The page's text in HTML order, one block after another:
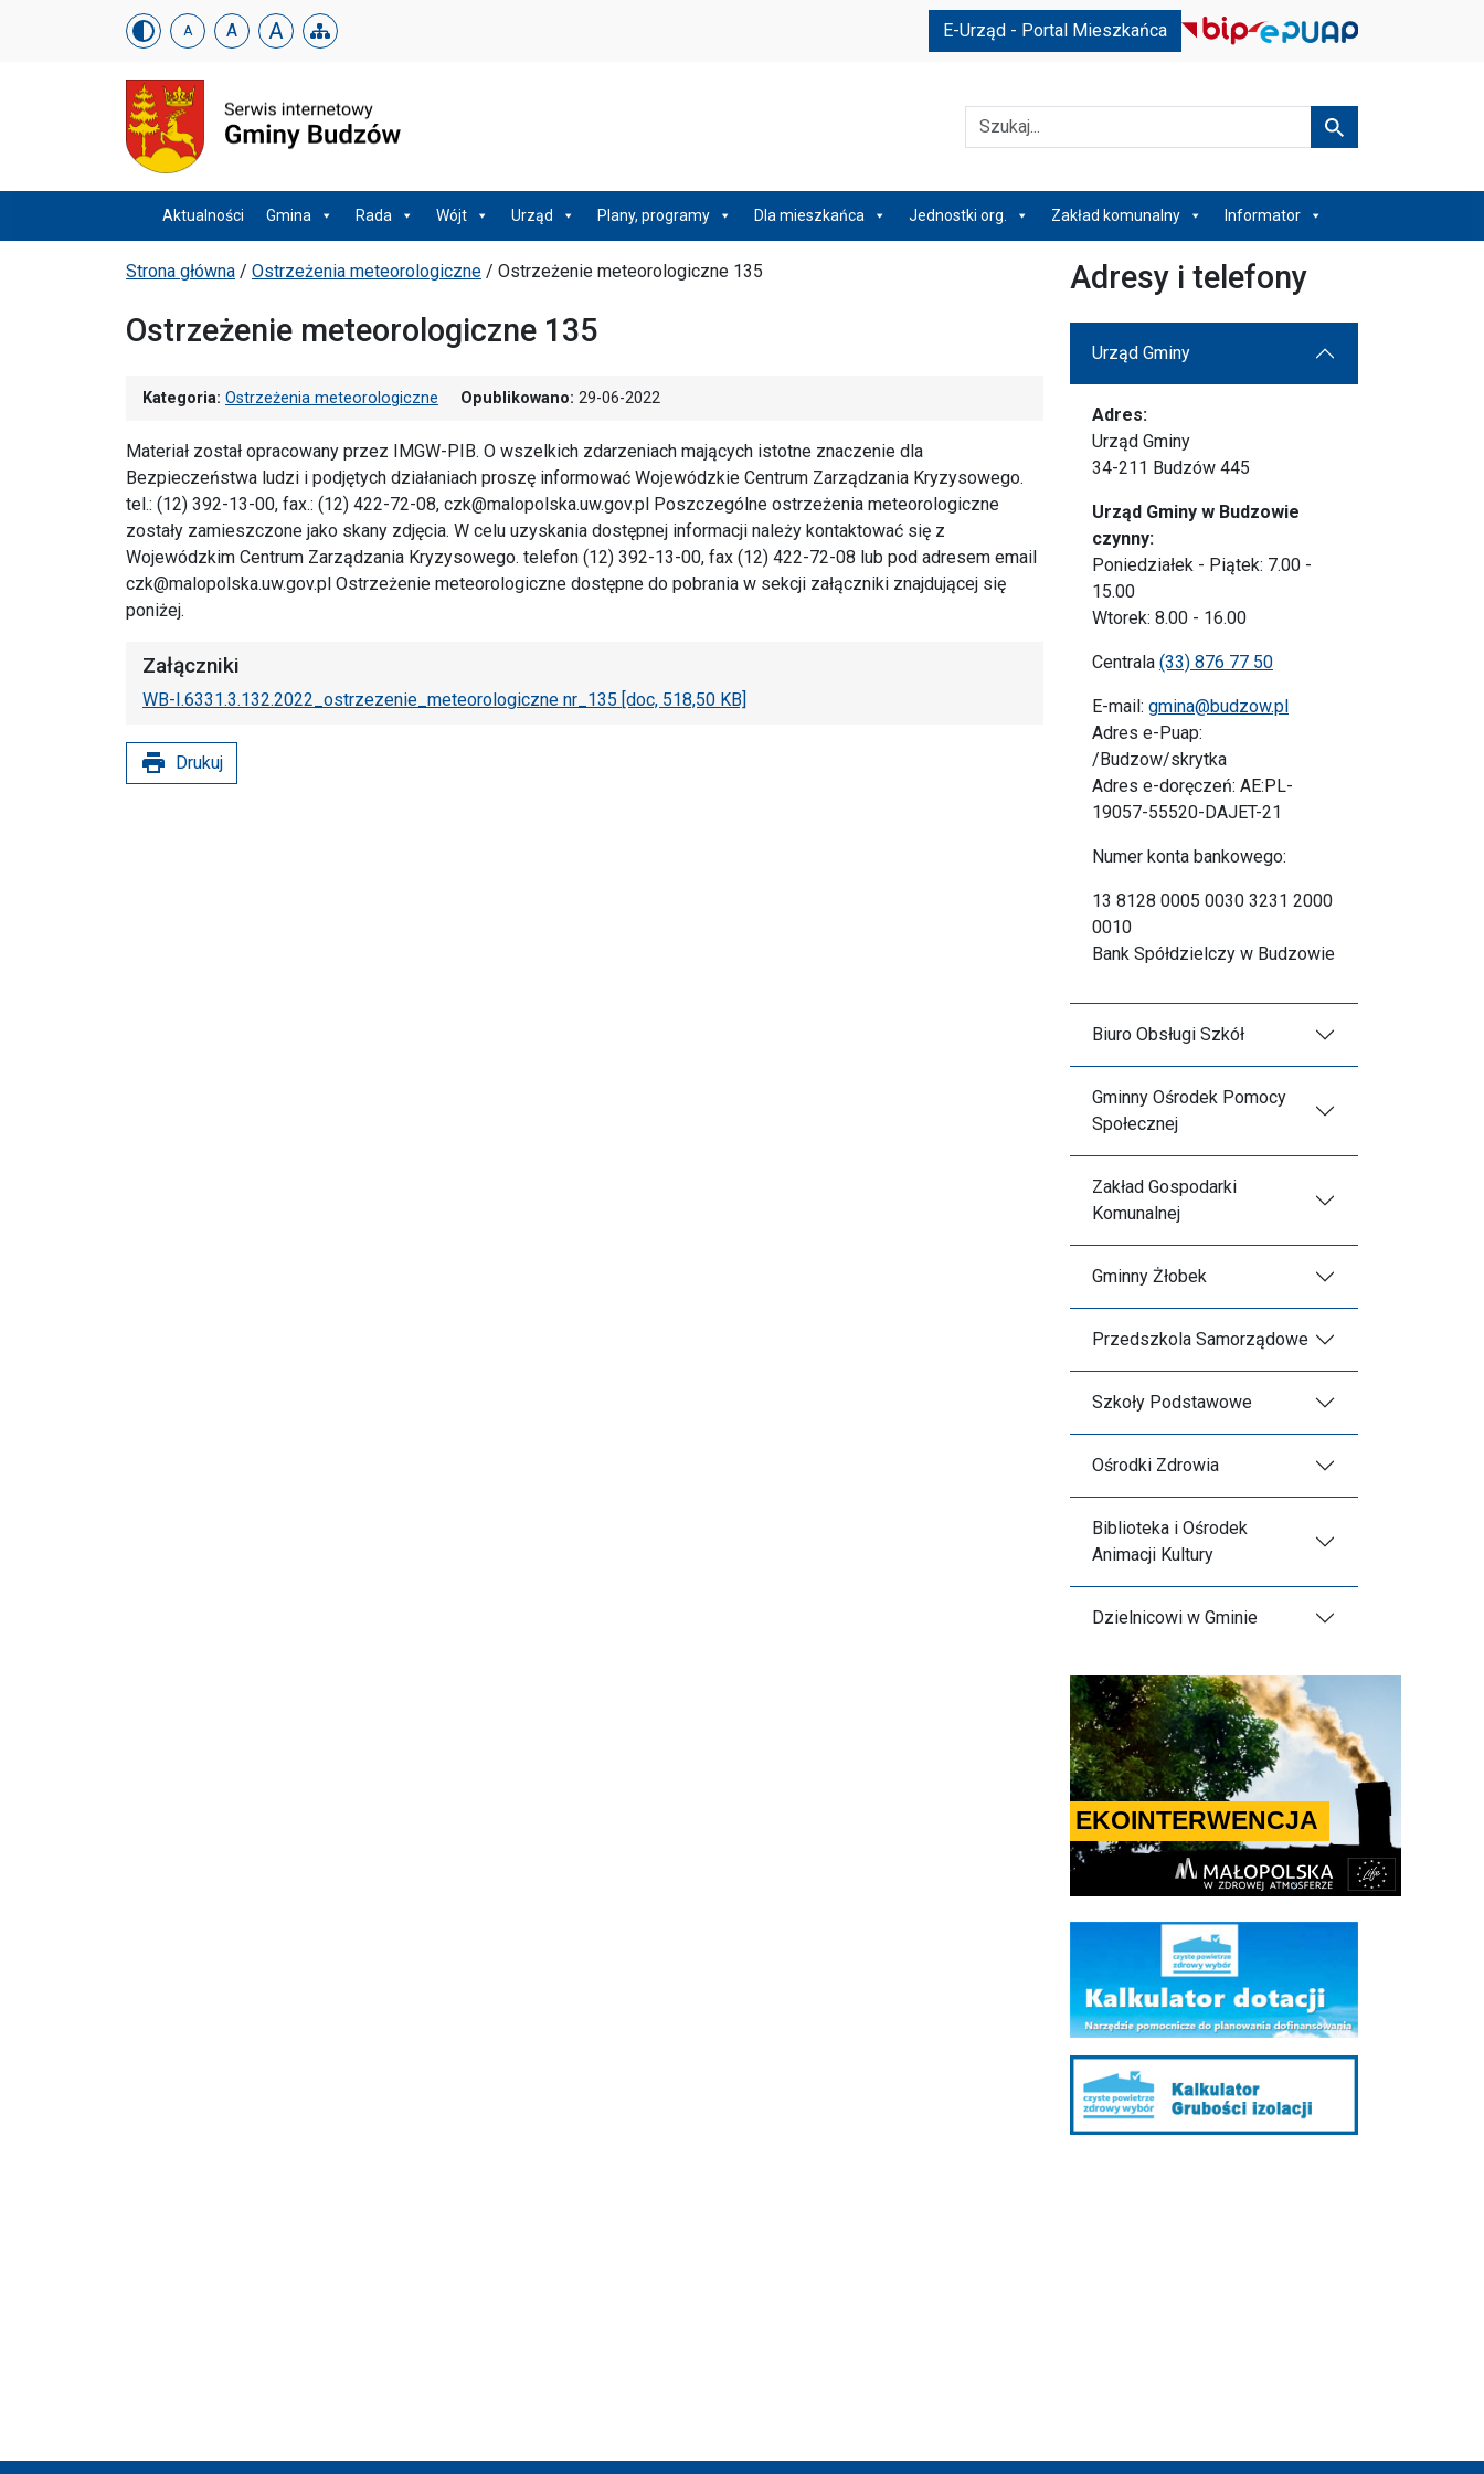
Urząd Gminy w Budzowie
Skip menu A A A E-Urząd - Portal Mieszkańca
Szukaj Szukaj
Menu główneAktualności Gmina Rada Wójt Urząd Plany, programy Dla mieszkańca Jednostki org. Zakład komunalny Informator
Ścieżka powrotu
Strona główna / Ostrzeżenia meteorologiczne / Ostrzeżenie meteorologiczne 135
Ostrzeżenie meteorologiczne 135
Kategoria: Ostrzeżenia meteorologiczne Opublikowano: 29-06-2022
Materiał został opracowany przez IMGW-PIB. O wszelkich zdarzeniach mających istotne znaczenie dla
Bezpieczeństwa ludzi i podjętych działaniach proszę informować Wojewódzkie Centrum Zarządzania Kryzysowego.
tel.: (12) 392-13-00, fax.: (12) 422-72-08, czk@malopolska.uw.gov.pl Poszczególne ostrzeżenia meteorologiczne
zostały zamieszczone jako skany zdjęcia. W celu uzyskania dostępnej informacji należy kontaktować się z
Wojewódzkim Centrum Zarządzania Kryzysowego. telefon (12) 392-13-00, fax (12) 422-72-08 lub pod adresem email
czk@malopolska.uw.gov.pl Ostrzeżenie meteorologiczne dostępne do pobrania w sekcji załączniki znajdującej się
poniżej.
Załączniki
WB-I.6331.3.132.2022_ostrzezenie_meteorologiczne nr_135 [doc, 518,50 KB]
print Drukuj
Adresy i telefony
Urząd Gminy
Adres:
Urząd Gminy
34-211 Budzów 445
Urząd Gminy w Budzowie
czynny:
Poniedziałek - Piątek: 7.00 -
15.00
Wtorek: 8.00 - 16.00
Centrala (33) 876 77 50
E-mail: gmina@budzow.pl
Adres e-Puap:
/Budzow/skrytka
Adres e-doręczeń: AE:PL-
19057-55520-DAJET-21
Numer konta bankowego:
13 8128 0005 0030 3231 2000
0010
Bank Spółdzielczy w Budzowie
Biuro Obsługi Szkół
Gminny Ośrodek Pomocy
Społecznej
Zakład Gospodarki
Komunalnej
Gminny Żłobek
Przedszkola Samorządowe
Szkoły Podstawowe
Ośrodki Zdrowia
Biblioteka i Ośrodek
Animacji Kultury
Dzielnicowi w Gminie